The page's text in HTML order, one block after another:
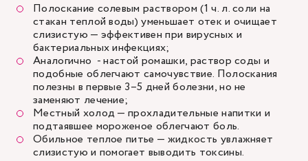
Полоскание солевым раствором (1 ч. л. соли на
стакан теплой воды) уменьшает отек и очищает
слизистую — эффективен при вирусных и
бактериальных инфекциях;
Аналогично - настой ромашки, раствор соды и
подобные облегчают самочувствие. Полоскания
полезны в первые 3–5 дней болезни, но не
заменяют лечение;
Местный холод — прохладительные напитки и
подтаявшее мороженое облегчают боль.
Обильное теплое питье — жидкость увлажняет
слизистую и помогает выводить токсины.